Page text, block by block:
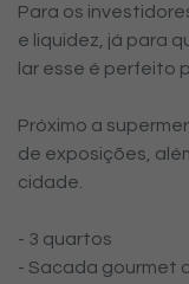
Para os
e liquidez, já para
lar esse é perfeito
Próximo a
de exposições,
cidade.
- 3 quartos
- Sacada gourmet